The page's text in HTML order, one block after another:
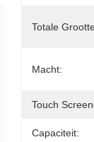
Totale
Macht:
Touch
Capaciteit: